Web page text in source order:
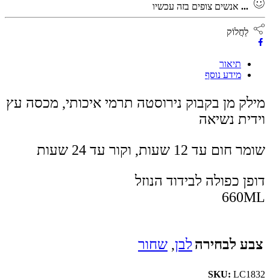
... אנשים צופים בזה עכשיו
לַחֲלוֹק
תיאור
מידע נוסף
מילק מן בקבוק נירוסטה תרמי איכותי, מכסה עץ
וידית נשיאה
שומר חום עד 12 שעות, וקור עד 24 שעות
דופן כפולה לבידוד הנוזל
660ML
צבע לבחירה לבן, שחור
SKU: LC1832